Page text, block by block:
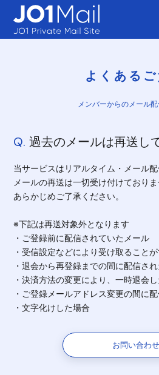
よくあるご
メンバーからのメール
Q. 過去のメールは再送し
当サービスはリアルタイム・メール配
メールの再送は一切受け付けておりま
あらかじめご了承ください。
※下記は再送対象外となります
・ご登録前に配信されていたメール
・受信設定などにより受け取ること
・退会から再登録までの間に配信さ
・決済方法の変更により、一時退会
・ご登録メールアドレス変更の間に
・文字化けした場合
お問い合わせ